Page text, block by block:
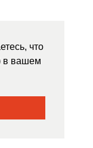
что
в вашем